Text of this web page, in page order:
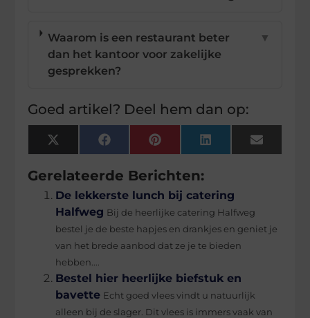
Waarom is een restaurant beter
dan het kantoor voor zakelijke
gesprekken?
▼
Goed artikel? Deel hem dan op:
X
(Twitter)
FacebookPinterestLinkedInEmail
Gerelateerde Berichten:
De lekkerste lunch bij catering
Halfweg Bij de heerlijke catering Halfweg
bestel je de beste hapjes en drankjes en geniet je
van het brede aanbod dat ze je te bieden
hebben....
Bestel hier heerlijke biefstuk en
bavette Echt goed vlees vindt u natuurlijk
alleen bij de slager. Dit vlees is immers vaak van